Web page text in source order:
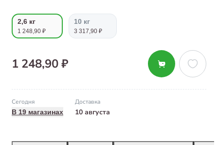
2,6 кг
1 248,90 ₽
10 кг
3 317,90 ₽
1 248,90 ₽
Сегодня
В 19 магазинах
Доставка
10 августа